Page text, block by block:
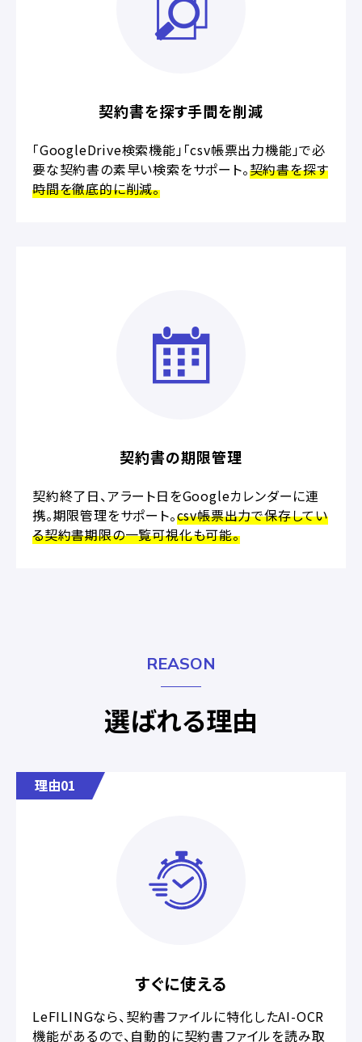
契約書を探す手間を削減
「GoogleDrive検索機能」「csv帳票出力機能」で必
要な契約書の素早い検索をサポート。契約書を探す
時間を徹底的に削減。
契約書の期限管理
契約終了日、アラート日をGoogleカレンダーに連
携。期限管理をサポート。csv帳票出力で保存してい
る契約書期限の一覧可視化も可能。
REASON
選ばれる理由
理由01
すぐに使える
LeFILINGなら、契約書ファイルに特化したAI-OCR
機能があるので、自動的に契約書ファイルを読み取